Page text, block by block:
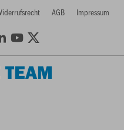
AGB Impressum